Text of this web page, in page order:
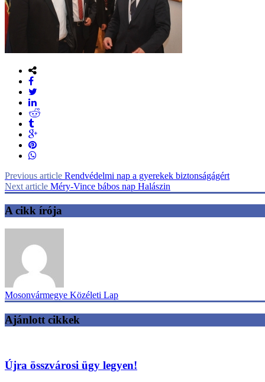
Previous article Rendvédelmi nap a gyerekek biztonságágért
Next article Méry-Vince bábos nap Halászin
A cikk írója
Mosonvármegye Közéleti Lap
Ajánlott cikkek
Újra összvárosi ügy legyen!